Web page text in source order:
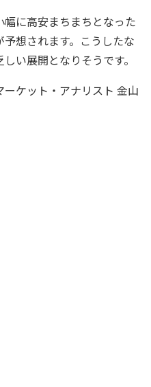
に高安まちまちとなった
想されます。こうしたな
い展開となりそうです。
ケット・アナリスト 金山